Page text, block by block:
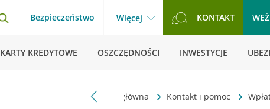
Bezpieczeństwo Więcej KONTAKT
KARTY KREDYTOWE OSZCZĘDNOŚCI INWESTYCJE
Strona główna Kontakt i pomoc